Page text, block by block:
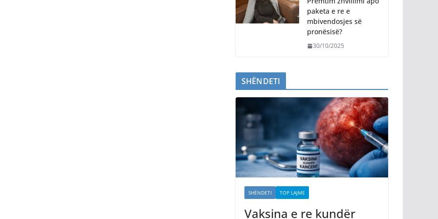
paketa e re e
mbivendosjes së
pronësisë?
30/10/2025
SHËNDETI
SHËNDETI TOP LAJME
Vaksina e re kundër